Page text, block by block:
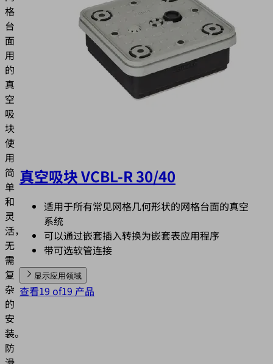
格
台
面
用
的
真
空
吸
块
使
用
简
单
和
灵
活，
无
需
复
杂
的
安
装。
防
真空吸块 VCBL-R 30/40
适用于所有常见网格几何形状的网格台面的真空
系统
可以通过嵌套插入转换为嵌套表应用程序
带可选软管连接
显示应用领域
查看19 of19 产品